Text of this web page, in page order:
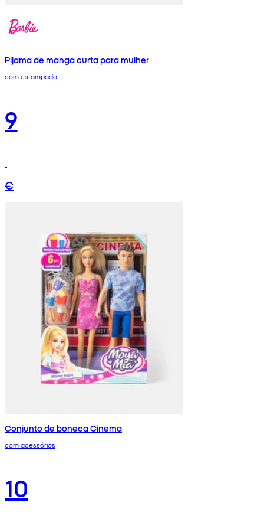
Pijama de manga curta para mulher
com estampado
9
€
Conjunto de boneca Cinema
com acessórios
10